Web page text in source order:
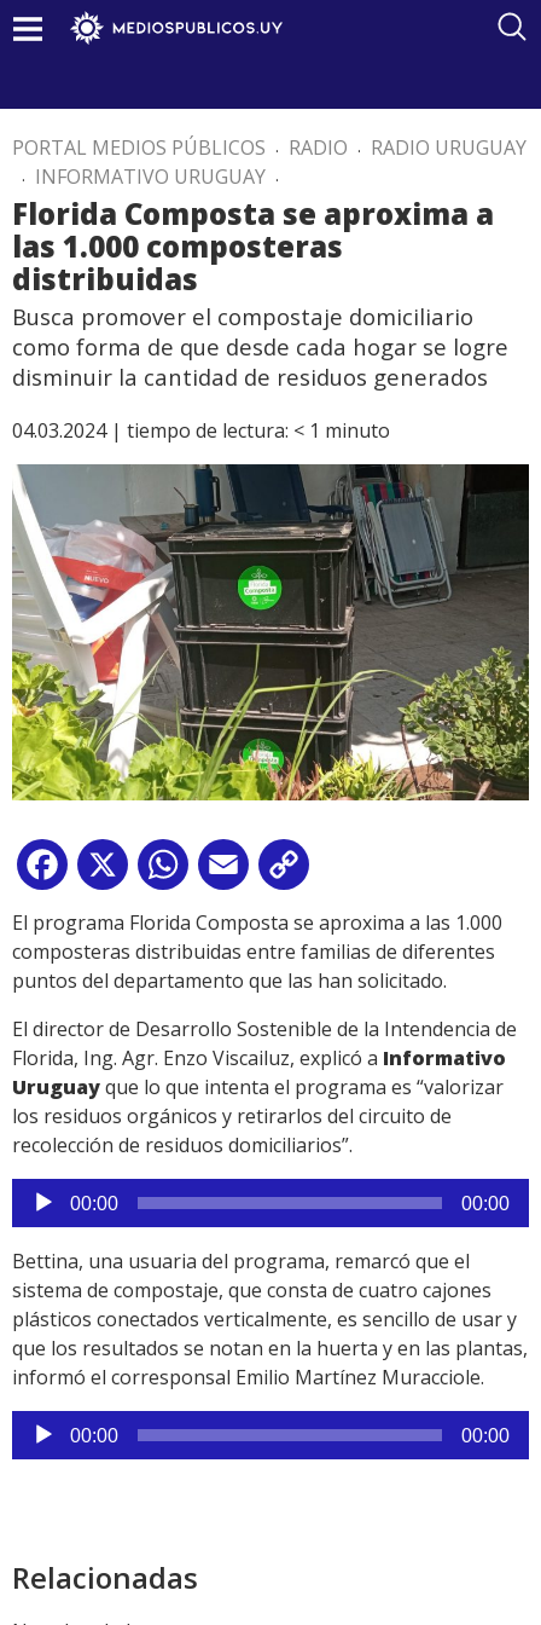
PORTAL MEDIOS PÚBLICOS . RADIO . RADIO URUGUAY
. INFORMATIVO URUGUAY .
Florida Composta se aproxima a
las 1.000 composteras
distribuidas
Busca promover el compostaje domiciliario
como forma de que desde cada hogar se logre
disminuir la cantidad de residuos generados
04.03.2024 | tiempo de lectura: < 1 minuto
Facebook
X WhatsApp
Email
Link
El programa Florida Composta se aproxima a las 1.000
composteras distribuidas entre familias de diferentes
puntos del departamento que las han solicitado.
El director de Desarrollo Sostenible de la Intendencia de
Florida, Ing. Agr. Enzo Viscailuz, explicó a Informativo
Uruguayque lo que intenta el programa es “valorizar
los residuos orgánicos y retirarlos del circuito de
recolección de residuos domiciliarios”.
Reproductor
de
audio
00:00 00:00
Bettina, una usuaria del programa, remarcó que el
sistema de compostaje, que consta de cuatro cajones
plásticos conectados verticalmente, es sencillo de usar y
que los resultados se notan en la huerta y en las plantas,
informó el corresponsal Emilio Martínez Muracciole.
Reproductor
de
00:00 00:00
Relacionadas